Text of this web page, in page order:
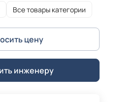
Все товары категории
цену
инженеру